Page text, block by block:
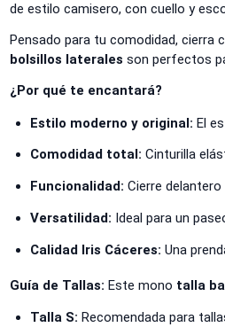
de estilo camisero, con cuello y
Pensado para tu comodidad, cierra
bolsillos laterales son perfectos
¿Por qué te encantará?
Estilo moderno y original: El
Comodidad total: Cinturilla
Funcionalidad: Cierre
Versatilidad: Ideal para un
Calidad Iris Cáceres: Una
Guía de Tallas: Este mono talla
Talla S: Recomendada para